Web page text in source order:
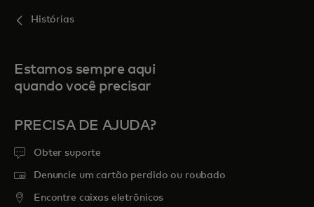
Histórias
Estamos sempre aqui
quando você precisar
PRECISA DE AJUDA?
Obter suporte
Denuncie um cartão perdido ou roubado
Encontre caixas eletrônicos